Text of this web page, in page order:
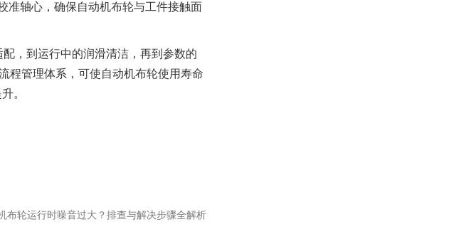
准轴心，确保自动机布轮与工件接触面
，到运行中的润滑清洁，再到参数的
程管理体系，可使自动机布轮使用寿命
。
布轮运行时噪音过大？排查与解决步骤全解析